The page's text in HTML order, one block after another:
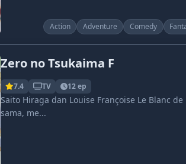
Action Adventure Comedy
Zero no Tsukaima F
7.4 TV 12 ep
Saito Hiraga dan Louise Françoise Le Blanc
sama, me...